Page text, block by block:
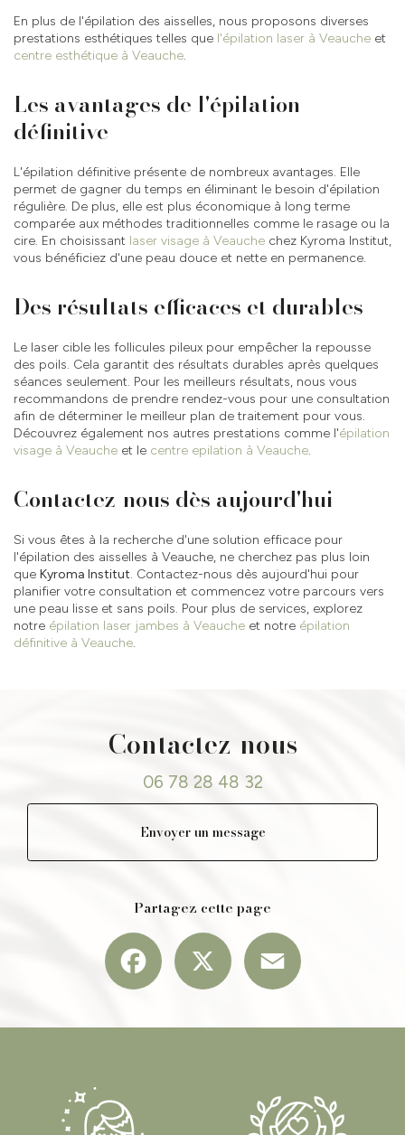
En plus de l'épilation des aisselles, nous proposons diverses
prestations esthétiques telles que l'épilation laser à Veauche et
centre esthétique à Veauche.
Les avantages de l'épilation
définitive
L'épilation définitive présente de nombreux avantages. Elle
permet de gagner du temps en éliminant le besoin d'épilation
régulière. De plus, elle est plus économique à long terme
comparée aux méthodes traditionnelles comme le rasage ou la
cire. En choisissant laser visage à Veauche chez Kyroma Institut,
vous bénéficiez d'une peau douce et nette en permanence.
Des résultats efficaces et durables
Le laser cible les follicules pileux pour empêcher la repousse
des poils. Cela garantit des résultats durables après quelques
séances seulement. Pour les meilleurs résultats, nous vous
recommandons de prendre rendez-vous pour une consultation
afin de déterminer le meilleur plan de traitement pour vous.
Découvrez également nos autres prestations comme l'épilation
visage à Veauche et le centre epilation à Veauche.
Contactez-nous dès aujourd'hui
Si vous êtes à la recherche d'une solution efficace pour
l'épilation des aisselles à Veauche, ne cherchez pas plus loin
que Kyroma Institut. Contactez-nous dès aujourd'hui pour
planifier votre consultation et commencez votre parcours vers
une peau lisse et sans poils. Pour plus de services, explorez
notre épilation laser jambes à Veauche et notre épilation
définitive à Veauche.
Contactez-nous
06 78 28 48 32
Envoyer un message
Partagez cette page
Facebook